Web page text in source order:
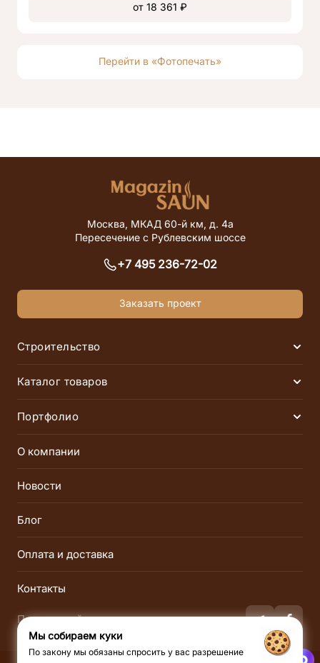
от 18 361 ₽
Перейти в «Фотопечать»
Москва, МКАД 60-й км, д. 4а
Пересечение с Рублевским шоссе
+7 495 236-72-02
Заказать проект
Строительство
Финские сауны
Соляные комнаты SPA-комплексы
Каталог товаров
Электрические печи
Пульты управления Инфракрасные сауны
Освещение
Душ впечатлений
Оборудование для СПА
Портфолио
Сауны
Инфракрасные
О компании
Новости
Блог
Оплата и доставка
Контакты
Подписывайся на нас:
Мы собираем куки
По закону мы обязаны спросить у вас разрешение